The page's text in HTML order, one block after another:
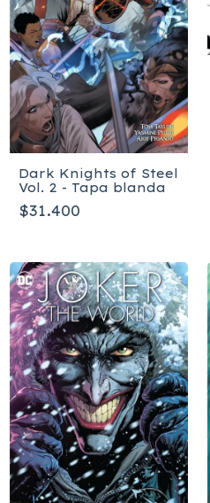
Dark Knights of Steel
Vol. 2 - Tapa blanda
$31.400